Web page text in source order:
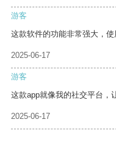
游客
这款软件的功能非常强大，使
2025-06-17
游客
这款app就像我的社交平台，
2025-06-17